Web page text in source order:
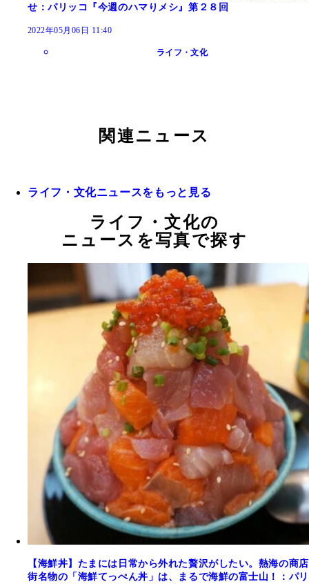
せ：パリッコ『今週のハマりメシ』第２８回
2022年05月06日 11:40
ライフ・文化
関連ニュース
ライフ・文化ニュースをもっと見る
ライフ・文化の
ニュースを写真で探す
【海鮮丼】たまには日常から外れた贅沢がしたい。熱海の商店
街名物の「海鮮てっぺん丼」は、まるで海鮮の富士山！：パリ